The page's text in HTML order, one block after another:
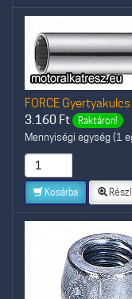
FORCE
3.160 Ft Raktáron!
Mennyiségi egység (1
Kosárba